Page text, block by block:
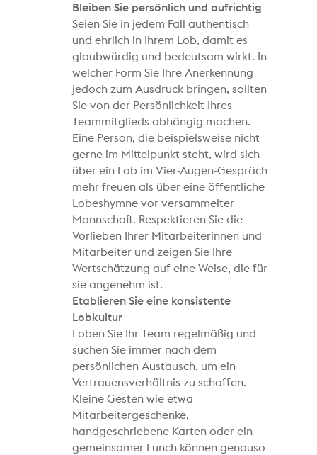
Bleiben Sie persönlich und aufrichtig
Seien Sie in jedem Fall authentisch
und ehrlich in Ihrem Lob, damit es
glaubwürdig und bedeutsam wirkt. In
welcher Form Sie Ihre Anerkennung
jedoch zum Ausdruck bringen, sollten
Sie von der Persönlichkeit Ihres
Teammitglieds abhängig machen.
Eine Person, die beispielsweise nicht
gerne im Mittelpunkt steht, wird sich
über ein Lob im Vier-Augen-Gespräch
mehr freuen als über eine öffentliche
Lobeshymne vor versammelter
Mannschaft. Respektieren Sie die
Vorlieben Ihrer Mitarbeiterinnen und
Mitarbeiter und zeigen Sie Ihre
Wertschätzung auf eine Weise, die für
sie angenehm ist.
Etablieren Sie eine konsistente
Lobkultur
Loben Sie Ihr Team regelmäßig und
suchen Sie immer nach dem
persönlichen Austausch, um ein
Vertrauensverhältnis zu schaffen.
Kleine Gesten wie etwa
Mitarbeitergeschenke,
handgeschriebene Karten oder ein
gemeinsamer Lunch können genauso